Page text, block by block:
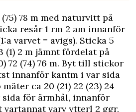
(75) 78 m med naturvitt på
resår 1 rm 2 am innanför
varvet = avigs). Sticka 5
(1) 2 m jämnt fördelat på
72 (74) 76 m. Byt till stickor
innanför kantm i var sida
ca 20 (21) 22 (23) 24
för ärmhål, innanför
vartannat varv ytterl 2 ggr.